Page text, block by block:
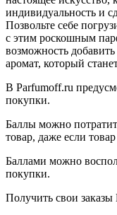
индивидуальность и
Позвольте себе
с этим роскошным
возможность
аромат, который
В Parfumoff.ru
покупки.
Баллы можно
товар, даже если
Баллами можно
покупки.
Получить свои